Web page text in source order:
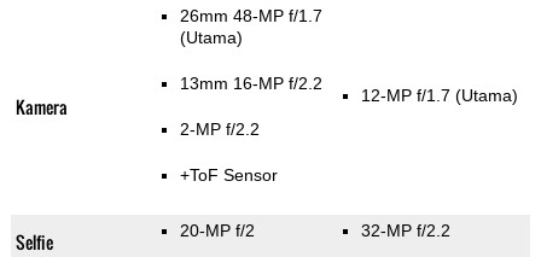
Kamera
26mm 48-MP f/1.7
(Utama)
13mm 16-MP f/2.2
2-MP f/2.2
+ToF Sensor
12-MP f/1.7 (Utama)
Selfie 20-MP f/2 32-MP f/2.2